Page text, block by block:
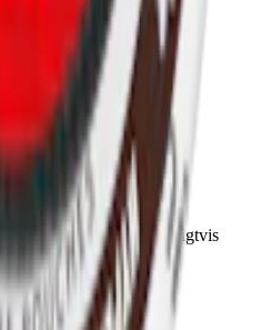
- 18:00 Vi svarar vanligtvis